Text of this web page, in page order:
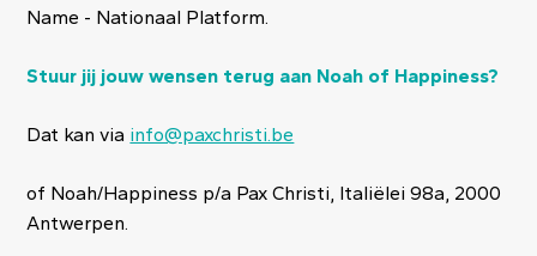
Name - Nationaal Platform.
Stuur jij jouw wensen terug aan Noah of Happiness?
Dat kan via info@paxchristi.be
of Noah/Happiness p/a Pax Christi, Italiëlei 98a, 2000
Antwerpen.